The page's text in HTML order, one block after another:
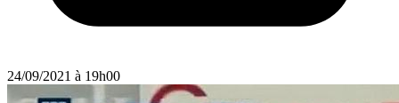
24/09/2021 à 19h00